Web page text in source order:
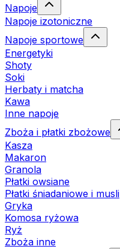
Napoje
Napoje izotoniczne
Napoje sportowe
Energetyki
Shoty
Soki
Herbaty i matcha
Kawa
Inne napoje
Zboża i płatki zbożowe
Kasza
Makaron
Granola
Płatki owsiane
Płatki śniadaniowe i musli
Gryka
Komosa ryżowa
Ryż
Zboża inne